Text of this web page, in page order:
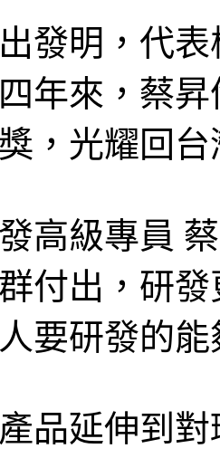
發明，代
年來，蔡
，光耀回
高級專員
付出，研
要研發的
品延伸到